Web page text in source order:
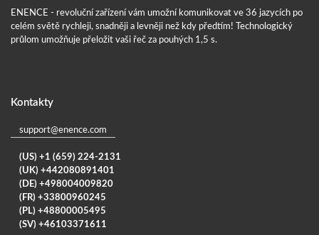
ENENCE - revoluční zařízení vám umožní komunikovat ve 36 jazycích po
celém světě rychleji, snadněji a levněji než kdy předtím! Technologický
průlom umožňuje přeložit vaši řeč za pouhých 1,5 s.
Kontakty
support@enence.com
(US) +1 (659) 224-2131
(UK) +442080891401
(DE) +498004009820
(FR) +33800960245
(PL) +48800005495
(SV) +46103371611